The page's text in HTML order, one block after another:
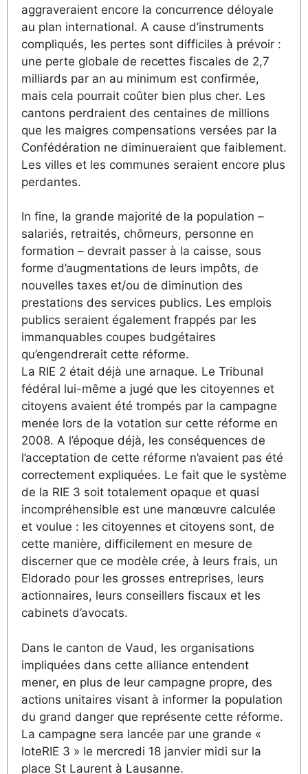
aggraveraient encore la concurrence déloyale
au plan international. A cause d’instruments
compliqués, les pertes sont difficiles à prévoir :
une perte globale de recettes fiscales de 2,7
milliards par an au minimum est confirmée,
mais cela pourrait coûter bien plus cher. Les
cantons perdraient des centaines de millions
que les maigres compensations versées par la
Confédération ne diminueraient que faiblement.
Les villes et les communes seraient encore plus
perdantes.
In fine, la grande majorité de la population –
salariés, retraités, chômeurs, personne en
formation – devrait passer à la caisse, sous
forme d’augmentations de leurs impôts, de
nouvelles taxes et/ou de diminution des
prestations des services publics. Les emplois
publics seraient également frappés par les
immanquables coupes budgétaires
qu’engendrerait cette réforme.
La RIE 2 était déjà une arnaque. Le Tribunal
fédéral lui-même a jugé que les citoyennes et
citoyens avaient été trompés par la campagne
menée lors de la votation sur cette réforme en
2008. A l’époque déjà, les conséquences de
l’acceptation de cette réforme n’avaient pas été
correctement expliquées. Le fait que le système
de la RIE 3 soit totalement opaque et quasi
incompréhensible est une manœuvre calculée
et voulue : les citoyennes et citoyens sont, de
cette manière, difficilement en mesure de
discerner que ce modèle crée, à leurs frais, un
Eldorado pour les grosses entreprises, leurs
actionnaires, leurs conseillers fiscaux et les
cabinets d’avocats.
Dans le canton de Vaud, les organisations
impliquées dans cette alliance entendent
mener, en plus de leur campagne propre, des
actions unitaires visant à informer la population
du grand danger que représente cette réforme.
La campagne sera lancée par une grande «
loteRIE 3 » le mercredi 18 janvier midi sur la
place St Laurent à Lausanne.